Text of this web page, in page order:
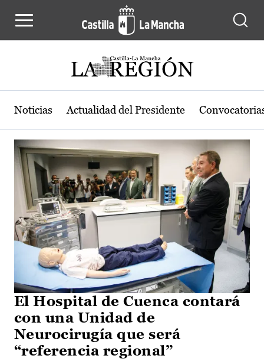
Actualidad de la región de Castilla-
Noticias Actualidad del Presidente
El Hospital de Cuenca contará
con una Unidad de
Neurocirugía que será
“referencia regional”